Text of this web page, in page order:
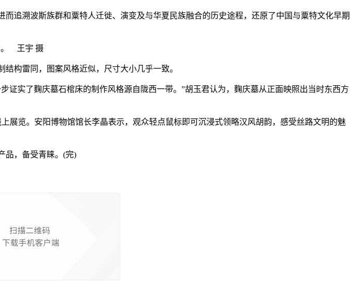
溯波斯族群和粟特人迁徙、演变及与华夏民族融合的历史途程，还原了中国与粟特文化早期
。 王宇 摄
构雷同，图案风格近似，尺寸大小几乎一致。
实了麴庆墓石棺床的制作风格源自陇西一带。”胡玉君认为，麴庆墓从正面映照出当时东西方
览。安阳博物馆馆长李晶表示，观众轻点鼠标即可沉浸式领略汉风胡韵，感受丝路文明的魅
品，备受青睐。(完)